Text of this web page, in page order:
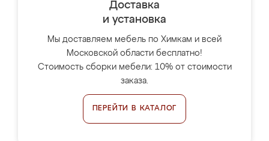
Доставка
и установка
Мы доставляем мебель по Химкам и всей
Московской области бесплатно!
Стоимость сборки мебели: 10% от стоимости
заказа.
ПЕРЕЙТИ В КАТАЛОГ